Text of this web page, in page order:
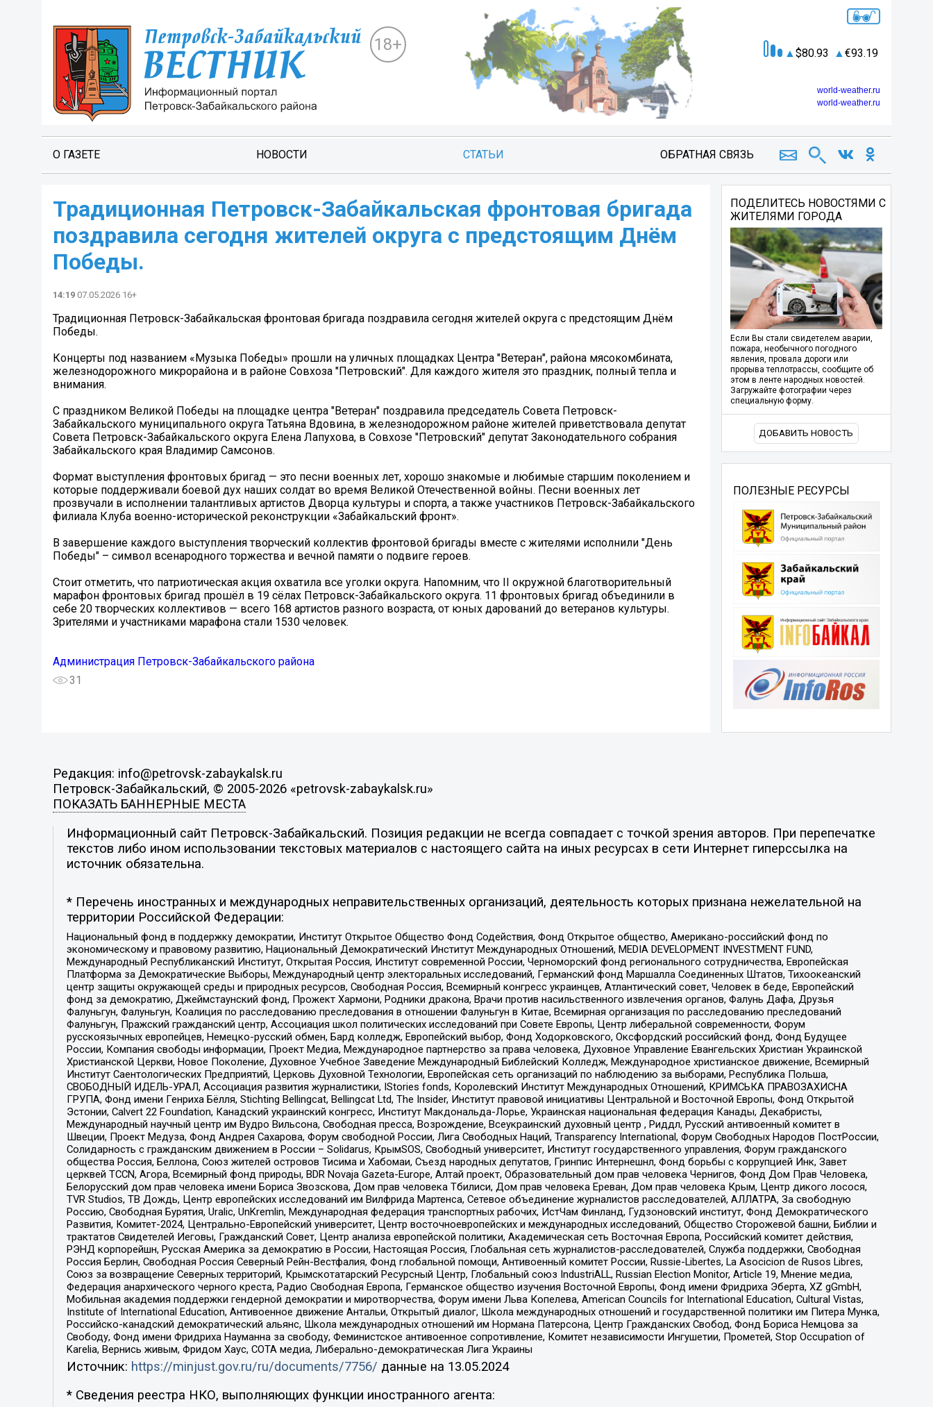
18+ 80.93 93.19
world-weather.ru
world-weather.ru
О ГАЗЕТЕ НОВОСТИ СТАТЬИ ОБРАТНАЯ СВЯЗЬ
Традиционная Петровск-Забайкальская фронтовая бригада
поздравила сегодня жителей округа с предстоящим Днём
Победы.
14:19 07.05.2026 16+
Традиционная Петровск-Забайкальская фронтовая бригада поздравила сегодня жителей округа с предстоящим Днём
Победы.
Концерты под названием «Музыка Победы» прошли на уличных площадках Центра "Ветеран", района мясокомбината,
железнодорожного микрорайона и в районе Совхоза "Петровский". Для каждого жителя это праздник, полный тепла и
внимания.
С праздником Великой Победы на площадке центра "Ветеран" поздравила председатель Совета Петровск-
Забайкальского муниципального округа Татьяна Вдовина, в железнодорожном районе жителей приветствовала депутат
Совета Петровск-Забайкальского округа Елена Лапухова, в Совхозе "Петровский" депутат Законодательного собрания
Забайкальского края Владимир Самсонов.
Формат выступления фронтовых бригад — это песни военных лет, хорошо знакомые и любимые старшим поколением и
которые поддерживали боевой дух наших солдат во время Великой Отечественной войны. Песни военных лет
прозвучали в исполнении талантливых артистов Дворца культуры и спорта, а также участников Петровск-Забайкальского
филиала Клуба военно-исторической реконструкции «Забайкальский фронт».
В завершение каждого выступления творческий коллектив фронтовой бригады вместе с жителями исполнили "День
Победы" – символ всенародного торжества и вечной памяти о подвиге героев.
Стоит отметить, что патриотическая акция охватила все уголки округа. Напомним, что II окружной благотворительный
марафон фронтовых бригад прошёл в 19 сёлах Петровск-Забайкальского округа. 11 фронтовых бригад объединили в
себе 20 творческих коллективов — всего 168 артистов разного возраста, от юных дарований до ветеранов культуры.
Зрителями и участниками марафона стали 1530 человек.
Администрация Петровск-Забайкальского района
31
ПОДЕЛИТЕСЬ НОВОСТЯМИ С
ЖИТЕЛЯМИ ГОРОДА
Если Вы стали свидетелем аварии,
пожара, необычного погодного
явления, провала дороги или
прорыва теплотрассы, сообщите об
этом в ленте народных новостей.
Загружайте фотографии через
специальную форму.
ДОБАВИТЬ НОВОСТЬ
ПОЛЕЗНЫЕ РЕСУРСЫ
Редакция: info@petrovsk-zabaykalsk.ru
Петровск-Забайкальский, © 2005-2026 «petrovsk-zabaykalsk.ru»
ПОКАЗАТЬ БАННЕРНЫЕ МЕСТА
Информационный сайт Петровск-Забайкальский. Позиция редакции не всегда совпадает с точкой зрения авторов. При перепечатке
текстов либо ином использовании текстовых материалов с настоящего сайта на иных ресурсах в сети Интернет гиперссылка на
источник обязательна.
* Перечень иностранных и международных неправительственных организаций, деятельность которых признана нежелательной на
территории Российской Федерации:
Национальный фонд в поддержку демократии, Институт Открытое Общество Фонд Содействия, Фонд Открытое общество, Американо-российский фонд по
экономическому и правовому развитию, Национальный Демократический Институт Международных Отношений, MEDIA DEVELOPMENT INVESTMENT FUND,
Международный Республиканский Институт, Открытая Россия, Институт современной России, Черноморский фонд регионального сотрудничества, Европейская
Платформа за Демократические Выборы, Международный центр электоральных исследований, Германский фонд Маршалла Соединенных Штатов, Тихоокеанский
центр защиты окружающей среды и природных ресурсов, Свободная Россия, Всемирный конгресс украинцев, Атлантический совет, Человек в беде, Европейский
фонд за демократию, Джеймстаунский фонд, Прожект Хармони, Родники дракона, Врачи против насильственного извлечения органов, Фалунь Дафа, Друзья
Фалуньгун, Фалуньгун, Коалиция по расследованию преследования в отношении Фалуньгун в Китае, Всемирная организация по расследованию преследований
Фалуньгун, Пражский гражданский центр, Ассоциация школ политических исследований при Совете Европы, Центр либеральной современности, Форум
русскоязычных европейцев, Немецко-русский обмен, Бард колледж, Европейский выбор, Фонд Ходорковского, Оксфордский российский фонд, Фонд Будущее
России, Компания свободы информации, Проект Медиа, Международное партнерство за права человека, Духовное Управление Евангельских Христиан Украинской
Христианской Церкви, Новое Поколение, Духовное Учебное Заведение Международный Библейский Колледж, Международное христианское движение, Всемирный
Институт Саентологических Предприятий, Церковь Духовной Технологии, Европейская сеть организаций по наблюдению за выборами, Республика Польша,
СВОБОДНЫЙ ИДЕЛЬ-УРАЛ, Ассоциация развития журналистики, IStories fonds, Королевский Институт Международных Отношений, КРИМСЬКА ПРАВОЗАХИСНА
ГРУПА, Фонд имени Генриха Бёлля, Stichting Bellingcat, Bellingcat Ltd, The Insider, Институт правовой инициативы Центральной и Восточной Европы, Фонд Открытой
Эстонии, Calvert 22 Foundation, Канадский украинский конгресс, Институт Макдональда-Лорье, Украинская национальная федерация Канады, Декабристы,
Международный научный центр им Вудро Вильсона, Свободная пресса, Возрождение, Всеукраинский духовный центр , Риддл, Русский антивоенный комитет в
Швеции, Проект Медуза, Фонд Андрея Сахарова, Форум свободной России, Лига Свободных Наций, Transparеncy International, Форум Свободных Народов ПостРоссии,
Солидарность с гражданским движением в России – Solidarus, КрымSOS, Свободный университет, Институт государственного управления, Форум гражданского
общества Россия, Беллона, Союз жителей островов Тисима и Хабомаи, Съезд народных депутатов, Гринпис Интернешнл, Фонд борьбы с коррупцией Инк, Завет
церквей TCCN, Агора, Всемирный фонд природы, BDR Novaja Gazeta-Europe, Алтай проект, Образовательный дом прав человека Чернигов, Фонд Дом Прав Человека,
Белорусский дом прав человека имени Бориса Звозскова, Дом прав человека Тбилиси, Дом прав человека Ереван, Дом прав человека Крым, Центр дикого лосося,
TVR Studios, ТВ Дождь, Центр европейских исследований им Вилфрида Мартенса, Сетевое объединение журналистов расследователей, АЛЛАТРА, За свободную
Россию, Свободная Бурятия, Uralic, UnKremlin, Международная федерация транспортных рабочих, ИстЧам Финланд, Гудзоновский институт, Фонд Демократического
Развития, Комитет-2024, Центрально-Европейский университет, Центр восточноевропейских и международных исследований, Общество Сторожевой башни, Библии и
трактатов Свидетелей Иеговы, Гражданский Совет, Центр анализа европейской политики, Академическая сеть Восточная Европа, Российский комитет действия,
РЭНД корпорейшн, Русская Америка за демократию в России, Настоящая Россия, Глобальная сеть журналистов-расследователей, Служба поддержки, Свободная
Россия Берлин, Свободная Россия Северный Рейн-Вестфалия, Фонд глобальной помощи, Антивоенный комитет России, Russie-Libertes, La Asocicion de Rusos Libres,
Союз за возвращение Северных территорий, Крымскотатарский Ресурсный Центр, Глобальный союз IndustriALL, Russian Election Monitor, Article 19, Мнение медиа,
Федерация анархического черного креста, Радио Свободная Европа, Германское общество изучения Восточной Европы, Фонд имени Фридриха Эберта, XZ gGmbH,
Мобильная академия поддержки гендерной демократии и миротворчества, Форум имени Льва Копелева, American Councils for International Education, Cultural Vistas,
Institute of International Education, Антивоенное движение Антальи, Открытый диалог, Школа международных отношений и государственной политики им Питера Мунка,
Российско-канадский демократический альянс, Школа международных отношений им Нормана Патерсона, Центр Гражданских Свобод, Фонд Бориса Немцова за
Свободу, Фонд имени Фридриха Науманна за свободу, Феминистское антивоенное сопротивление, Комитет независимости Ингушетии, Прометей, Stop Occupation of
Karelia, Вернись живым, Фридом Хаус, СОТА медиа, Либерально-демократическая Лига Украины
Источник: https://minjust.gov.ru/ru/documents/7756/ данные на 13.05.2024
* Сведения реестра НКО, выполняющих функции иностранного агента: